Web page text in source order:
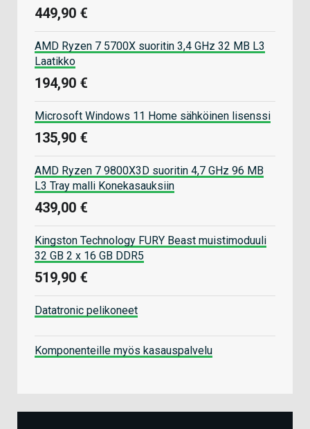
449,90 €
AMD Ryzen 7 5700X suoritin 3,4 GHz 32 MB L3
Laatikko
194,90 €
Microsoft Windows 11 Home sähköinen lisenssi
135,90 €
AMD Ryzen 7 9800X3D suoritin 4,7 GHz 96 MB
L3 Tray malli Konekasauksiin
439,00 €
Kingston Technology FURY Beast muistimoduuli
32 GB 2 x 16 GB DDR5
519,90 €
Datatronic pelikoneet
Komponenteille myös kasauspalvelu